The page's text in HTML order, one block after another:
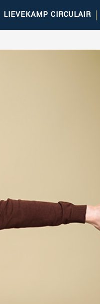
LIEVEKAMP CIRCULAIR